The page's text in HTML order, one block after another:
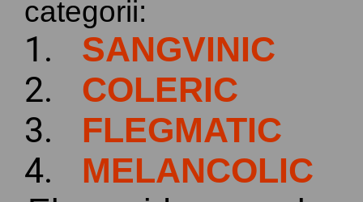
categorii:
1. SANGVINIC
2. COLERIC
3. FLEGMATIC
4. MELANCOLIC